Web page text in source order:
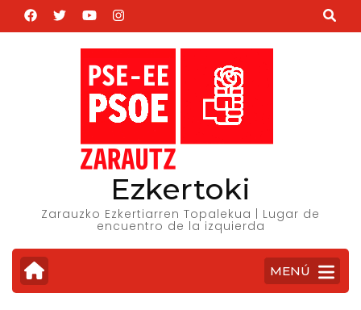
Saltar
al
Ezkertoki
Zarauzko Ezkertiarren Topalekua | Lugar de
encuentro de la izquierda
MENÚ